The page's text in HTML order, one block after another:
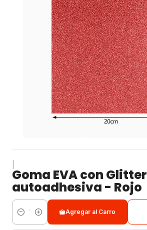
Goma EVA con Glitter
autoadhesiva - Rojo
Cantidad
Agregar al Carro